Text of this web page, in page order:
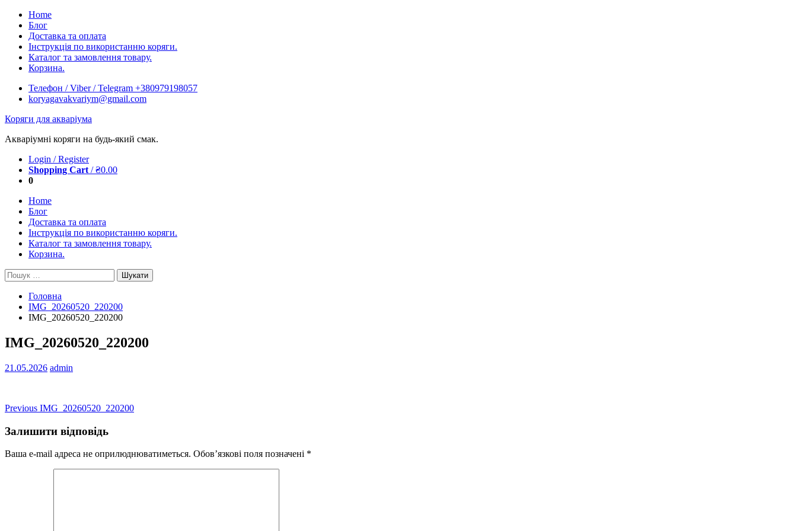
Skip
content
Home
Блог
Доставка та оплата
Інструкція по використанню коряги.
Каталог та замовлення товару.
Корзина.
Телефон / Viber / Telegram +380979198057
koryagavakvariym@gmail.com
Коряги для акваріума
Акваріумні коряги на будь-який смак.
Login / Register
Shopping Cart /₴0.00
0
Home
Блог
Доставка та оплата
Інструкція по використанню коряги.
Каталог та замовлення товару.
Корзина.
Пошук:
Головна
IMG_20260520_220200
IMG_20260520_220200
IMG_20260520_220200
21.05.2026 admin
Навігація
записів
Previous Previous
IMG_20260520_220200
Залишити відповідь
Ваша e-mail адреса не оприлюднюватиметься. Обов’язкові поля позначені *